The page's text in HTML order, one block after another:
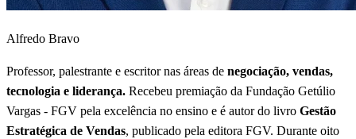
Alfredo Bravo
Professor, palestrante e escritor nas áreas de negociação, vendas,
tecnologia e liderança. Recebeu premiação da Fundação Getúlio
Vargas - FGV pela excelência no ensino e é autor do livro Gestão
Estratégica de Vendas, publicado pela editora FGV. Durante oito